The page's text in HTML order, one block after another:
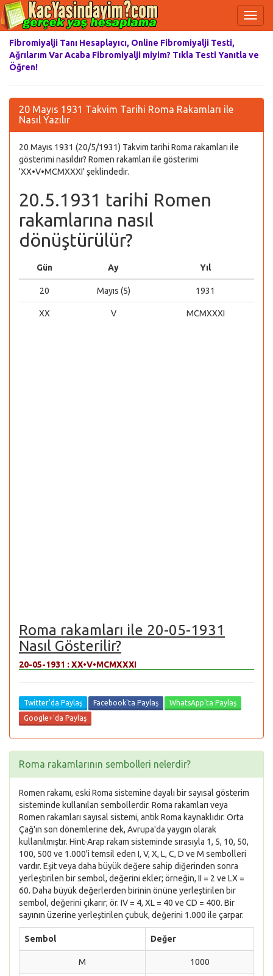
Fibromiyalji Tanı Hesaplayıcı, Online Fibromiyalji Testi,
Ağrılarım Var Acaba Fibromiyalji miyim? Tıkla Testi Yanıtla ve
Öğren!
20 Mayıs 1931 Takvim Tarihi Roma Rakamları ile
Nasıl Yazılır
20 Mayıs 1931 (20/5/1931) Takvim tarihi Roma rakamları ile
gösterimi nasıldır? Romen rakamları ile gösterimi
'XX•V•MCMXXXI' şeklindedir.
20.5.1931 tarihi Romen
rakamlarına nasıl
dönüştürülür?
Gün Ay Yıl
20 Mayıs (5) 1931
XX V MCMXXXI
Roma rakamları ile 20-05-1931
Nasıl Gösterilir?
20-05-1931 : XX•V•MCMXXXI
Twitter'da Paylaş Facebook'ta Paylaş
WhatsApp'ta Paylaş
Google+'da Paylaş
Roma rakamlarının sembolleri nelerdir?
Romen rakamı, eski Roma sistemine dayalı bir sayısal gösterim
sisteminde kullanılan sembollerdir. Roma rakamları veya
Romen rakamları sayısal sistemi, antik Roma kaynaklıdır. Orta
Çağ'ın son dönemlerine dek, Avrupa'da yaygın olarak
kullanılmıştır. Hint-Arap rakam sisteminde sırasıyla 1, 5, 10, 50,
100, 500 ve 1.000'i temsil eden I, V, X, L, C, D ve M sembolleri
vardır. Eşit veya daha büyük değere sahip diğerinden sonra
yerleştirilen bir sembol, değerini ekler; örneğin, II = 2 ve LX =
60. Daha büyük değerlerden birinin önüne yerleştirilen bir
sembol, değerini çıkarır; ör. IV = 4, XL = 40 ve CD = 400. Bir
sayının üzerine yerleştirilen çubuk, değerini 1.000 ile çarpar.
Sembol Değer
M 1000